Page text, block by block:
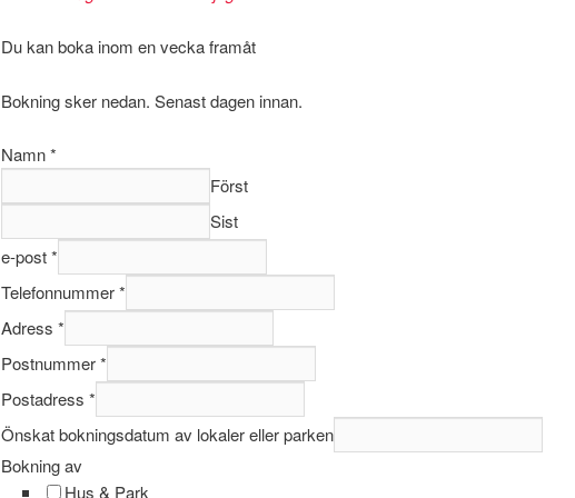
Du kan boka inom en vecka framåt
Bokning sker nedan. Senast dagen innan.
Namn*
Först
Sist
e-post*
Telefonnummer*
Adress *
Postnummer*
Postadress *
Önskat bokningsdatum av lokaler eller parken
Bokning av
Hus & Park